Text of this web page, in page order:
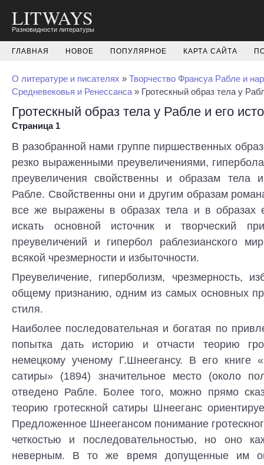
LITWAYS
Разновидности литературы
ГЛАВНАЯ НОВОЕ ПОПУЛЯРНОЕ КАРТА САЙТА
О литературе и писателях » Творчество Франсуа Рабле и
Средневековья и Ренессанса » Гротескный образ тела у
Гротескный образ тела у Рабле и его
Страница 1
В разобранной нами группе пиршественных
резко выраженными преувеличениями,
преувеличения свойственны и образам тела
Рабле. Свойственны они и другим образам
все же выражены в образах тела и в образах
искать основной источник и творческий
преувеличений и гипербол раблезианского
всякой чрезмерности и избыточности.
Преувеличение, гиперболизм, чрезмерность,
общему признанию, одним из самых основных
стиля.
Наиболее последовательная и богатая по
попытка дать историю и отчасти теорию
немецкому ученому Г.Шнеегансу. В его книге
сатиры» (1894) значительное место (около
отведено Рабле. Более того, можно прямо
теорию гротескной сатиры Шнееганс
Предложенное Шнеегансом понимание
четкостью и последовательностью, но оно
неверным. В то же время допущенные им